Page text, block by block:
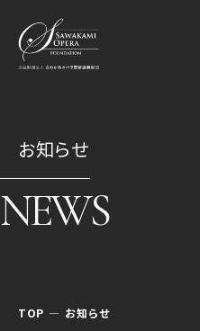
お知らせ
NEWS
TOP お知らせ